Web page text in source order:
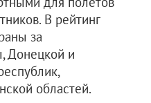
В рейтинг
за
Донецкой и
областей.